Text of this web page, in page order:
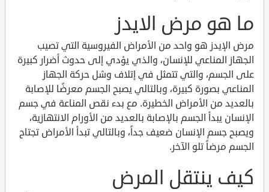
ما هو مرض الايدز
مرض الإيدز هو واحد من الأمراض الفيروسية التي تصيب
الجهاز المناعي للإنسان، والذي يؤدي إلى حدوث أضرار كبيرة
على الجسم، والتي تتمثل في إتلاف وشل حركة الجهاز
المناعي بصورة كبيرة، وبالتالي يصبح الجسم معرضًا للإصابة
بالعديد من الأمراض الخطيرة. مع بدء نقص المناعة في جسم
الإنسان يبدأ الجسم بالإصابة بالعديد من الأورام الانتهازية،
ويصبح جسم الإنسان ضعيف جداً، وبالتالي تبدأ الأمراض تجتاح
الجسم مرضاً تلو الآخر.
كيف ينتقل المرض